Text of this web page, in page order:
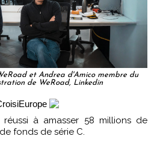
et Andrea d'Amico membre du
de WeRoad, Linkedin
réussi à amasser 58 millions de
fonds de série C.